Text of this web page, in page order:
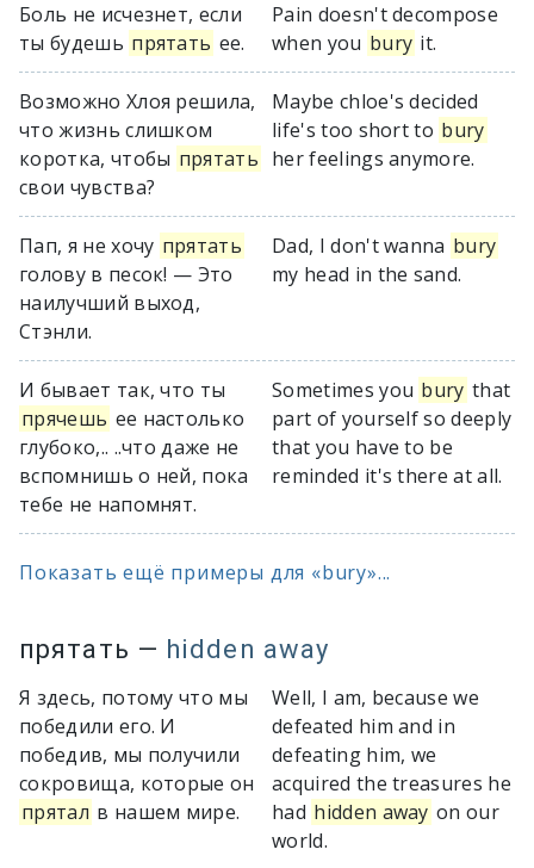
Боль не исчезнет, если
ты будешь прятать ее.
Pain doesn't decompose
when you bury it.
Возможно Хлоя решила,
что жизнь слишком
коротка, чтобы прятать
свои чувства?
Maybe chloe's decided
life's too short to bury
her feelings anymore.
Пап, я не хочу прятать
голову в песок! — Это
наилучший выход,
Стэнли.
Dad, I don't wanna bury
my head in the sand.
И бывает так, что ты
прячешь ее настолько
глубоко,.. ..что даже не
вспомнишь о ней, пока
тебе не напомнят.
Sometimes you bury that
part of yourself so deeply
that you have to be
reminded it's there at all.
Показать ещё примеры для «bury»...
прятать — hidden away
Я здесь, потому что мы
победили его. И
победив, мы получили
сокровища, которые он
прятал в нашем мире.
Well, I am, because we
defeated him and in
defeating him, we
acquired the treasures he
had hidden away on our
world.